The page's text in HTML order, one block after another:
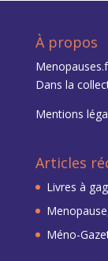
À propos
Dans la
Mentions
Articles
Livres à
Méno-